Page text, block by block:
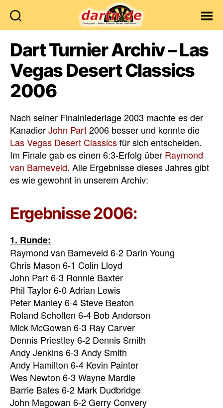
Dart Turnier Archiv – Las
Vegas Desert Classics
2006
Nach seiner Finalniederlage 2003 machte es der
KanadierJohn Part2006 besser und konnte die
Las Vegas Desert Classicsfür sich entscheiden.
Im Finale gab es einen 6:3-Erfolg über Raymond
van Barneveld. Alle Ergebnisse dieses Jahres gibt
es wie gewohnt in unserem Archiv:
Ergebnisse 2006:
1. Runde:
Raymond van Barneveld 6-2 Darin Young
Chris Mason 6-1 Colin Lloyd
John Part 6-3 Ronnie Baxter
Phil Taylor 6-0 Adrian Lewis
Peter Manley 6-4 Steve Beaton
Roland Scholten 6-4 Bob Anderson
Mick McGowan 6-3 Ray Carver
Dennis Priestley 6-2 Dennis Smith
Andy Jenkins 6-3 Andy Smith
Andy Hamilton 6-4 Kevin Painter
Wes Newton 6-3 Wayne Mardle
Barrie Bates 6-2 Mark Dudbridge
John Magowan 6-2 Gerry Convery